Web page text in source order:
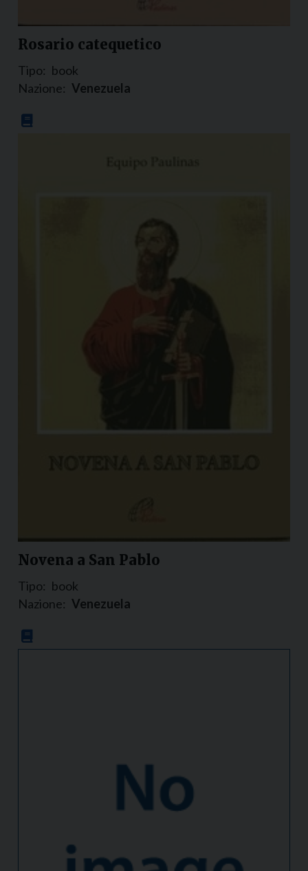
Rosario catequetico
Tipo: book
Nazione: Venezuela
Novena a San Pablo
Tipo: book
Nazione: Venezuela